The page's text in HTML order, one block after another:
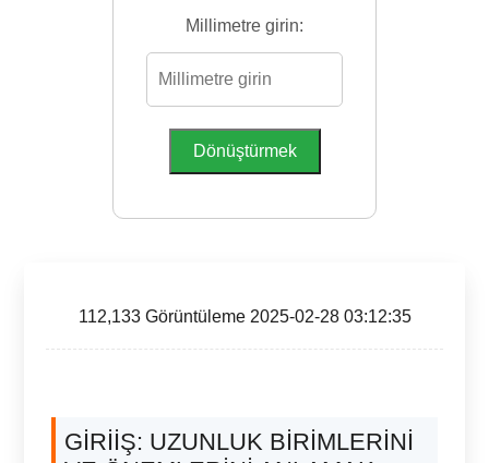
Millimetre girin:
Dönüştürmek
112,133 Görüntüleme 2025-02-28 03:12:35
GIRIIŞ: UZUNLUK BIRIMLERINI